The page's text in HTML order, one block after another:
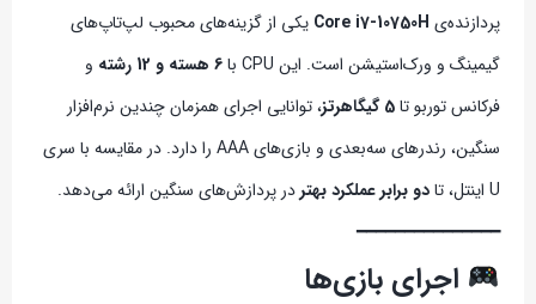
پردازنده‌ی Core i7-10750H یکی از گزینه‌های محبوب لپ‌تاپ‌های
گیمینگ و ورک‌استیشن است. این CPU با
6 هسته و 12 رشته
و
فرکانس توربو تا5 گیگاهرتز
، توانایی اجرای همزمان چندین نرم‌افزار
سنگین، رندرهای سه‌بعدی و بازی‌های AAA را دارد. در مقایسه با سری
U اینتل، تا
دو برابر عملکرد بهتردر پردازش‌های سنگین ارائه می‌دهد.
━━━━━━━━━━━━━━━
اجرای بازی‌ها